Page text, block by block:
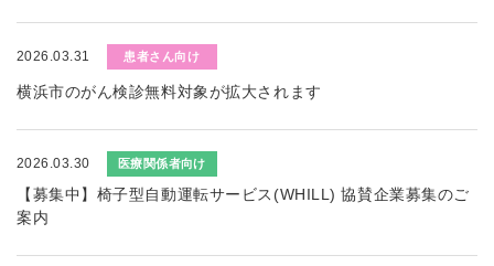
2026.03.31 患者さん向け
横浜市のがん検診無料対象が拡大されます
2026.03.30 医療関係者向け
【募集中】椅子型自動運転サービス(WHILL) 協賛企業募集のご
案内